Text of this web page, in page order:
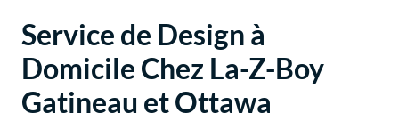
Service de Design à
Domicile Chez La-Z-Boy
Gatineau et Ottawa